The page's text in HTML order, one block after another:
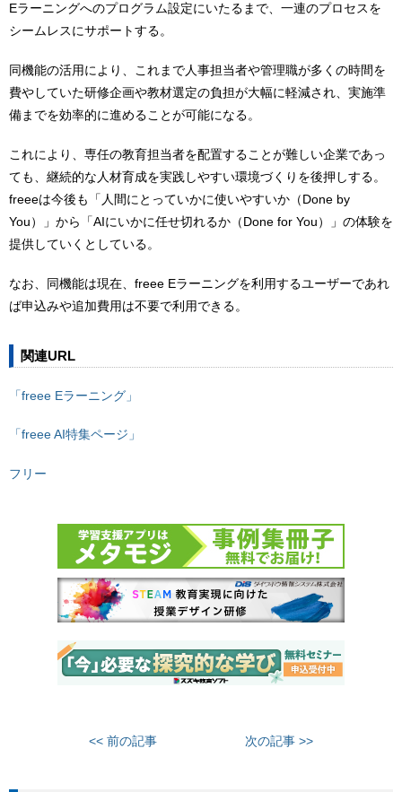
Eラーニングへのプログラム設定にいたるまで、一連のプロセスを
シームレスにサポートする。
同機能の活用により、これまで人事担当者や管理職が多くの時間を
費やしていた研修企画や教材選定の負担が大幅に軽減され、実施準
備までを効率的に進めることが可能になる。
これにより、専任の教育担当者を配置することが難しい企業であっ
ても、継続的な人材育成を実践しやすい環境づくりを後押しする。
freeeは今後も「人間にとっていかに使いやすいか（Done by
You）」から「AIにいかに任せ切れるか（Done for You）」の体験を
提供していくとしている。
なお、同機能は現在、freee Eラーニングを利用するユーザーであれ
ば申込みや追加費用は不要で利用できる。
関連URL
「freee Eラーニング」
「freee AI特集ページ」
フリー
<< 前の記事 次の記事 >>